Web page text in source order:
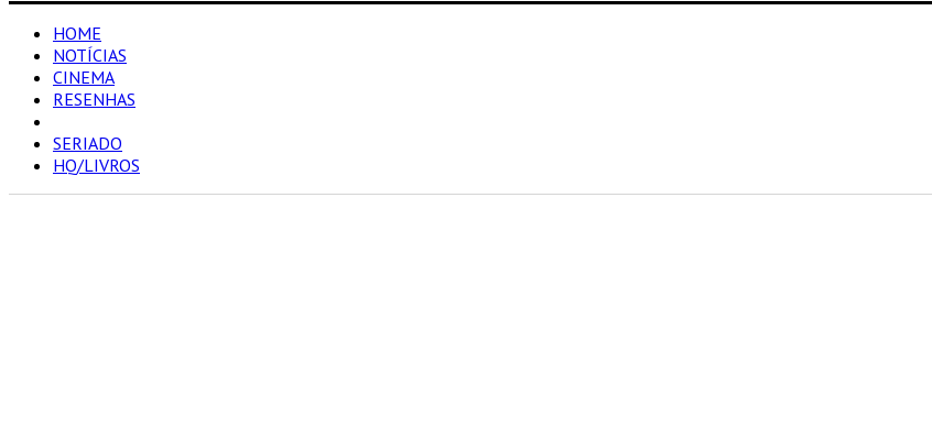
HOME
NOTÍCIAS
CINEMA
RESENHAS
SERIADO
HQ/LIVROS